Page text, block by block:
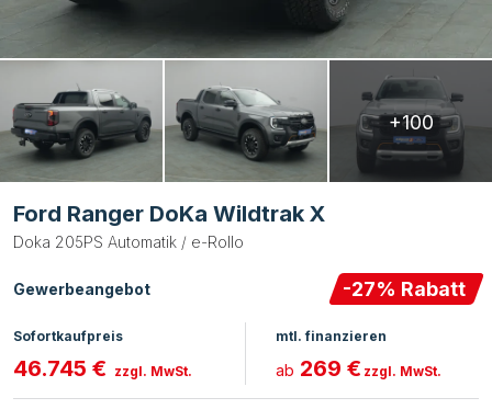
+100
Ford Ranger DoKa Wildtrak X
Doka 205PS Automatik / e-Rollo
Gewerbeangebot -27% Rabatt
Sofortkaufpreis
46.745 € zzgl. MwSt.
mtl. finanzieren
ab 269 € zzgl. MwSt.